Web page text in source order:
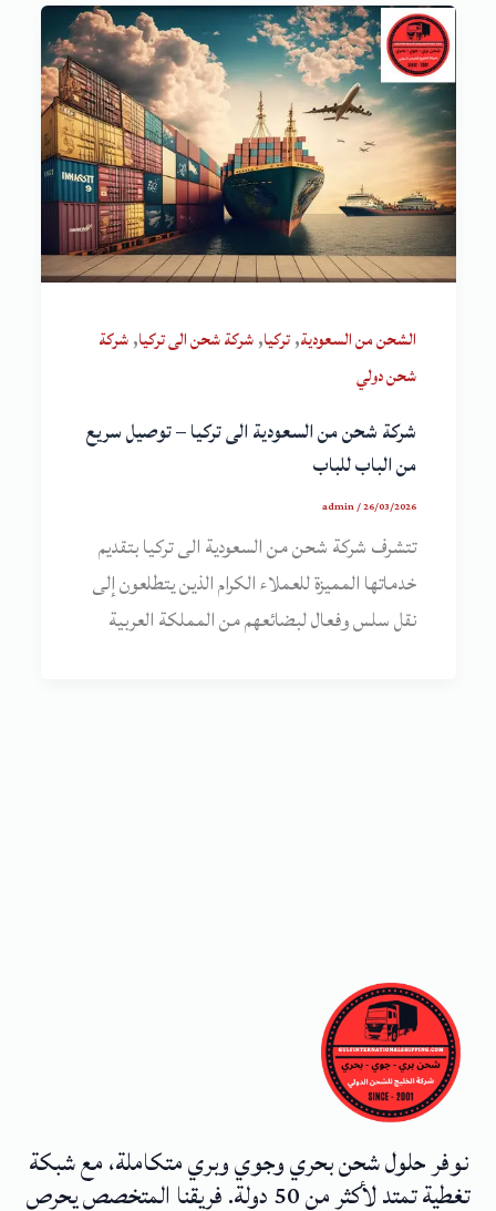
الشحن من السعودية,تركيا,شركة شحن الى تركيا,شركة
شحن دولي
شركة شحن من السعودية الى تركيا – توصيل سريع
من الباب للباب
admin/26/03/2026
تتشرف شركة شحن من السعودية الى تركيا بتقديم
خدماتها المميزة للعملاء الكرام الذين يتطلعون إلى
نقل سلس وفعال لبضائعهم من المملكة العربية
نوفر حلول شحن بحري وجوي وبري متكاملة، مع شبكة
تغطية تمتد لأكثر من 50 دولة. فريقنا المتخصص يحرص